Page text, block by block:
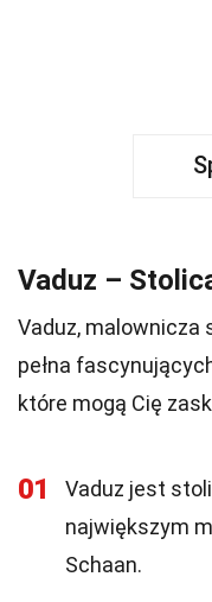
Vaduz –
Vaduz,
pełna
które mogą Cię
01
Vaduz jest
największym
Schaan.